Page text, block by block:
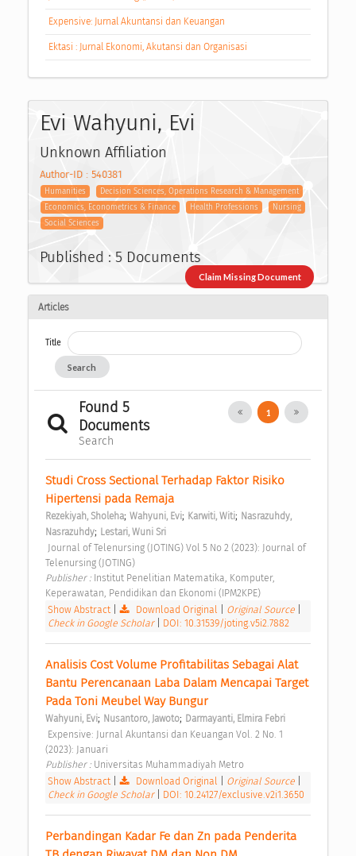
Expensive: Jurnal Akuntansi dan Keuangan
Ektasi : Jurnal Ekonomi, Akutansi dan Organisasi
Evi Wahyuni, Evi
Unknown Affiliation
Author-ID : 540381
Humanities
Decision Sciences, Operations Research & Management
Economics, Econometrics & Finance
Health Professions
Nursing
Social Sciences
Published : 5 Documents
Claim Missing Document
Articles
Title
Search
Found 5
Documents
Search
1
Studi Cross Sectional Terhadap Faktor Risiko
Hipertensi pada Remaja
Rezekiyah, Sholeha; Wahyuni, Evi; Karwiti, Witi; Nasrazuhdy,
Nasrazuhdy; Lestari, Wuni Sri
Telenursing (JOTING)
Publisher : Institut Penelitian Matematika, Komputer,
Keperawatan, Pendidikan dan Ekonomi (IPM2KPE)
Show Abstract| Download Original Original Source
Check in Google Scholar
DOI: 10.31539/joting.v5i2.7882
Analisis Cost Volume Profitabilitas Sebagai Alat
Bantu Perencanaan Laba Dalam Mencapai Target
Pada Toni Meubel Way Bungur
Wahyuni, Evi; Nusantoro, Jawoto; Darmayanti, Elmira Febri
(2023): Januari
Publisher : Universitas Muhammadiyah Metro
Show Abstract| Download Original Original Source
Check in Google Scholar
DOI: 10.24127/exclusive.v2i1.3650
Perbandingan Kadar Fe dan Zn pada Penderita